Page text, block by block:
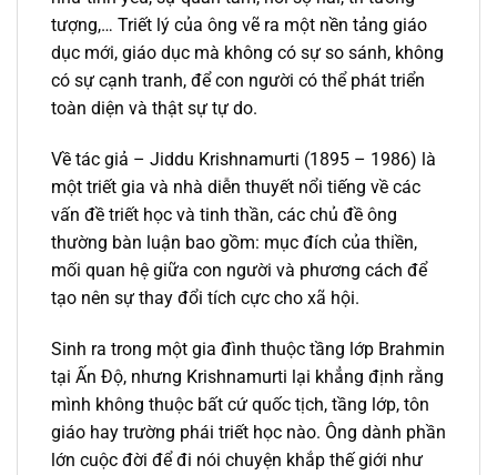
tượng,… Triết lý của ông vẽ ra một nền tảng giáo
dục mới, giáo dục mà không có sự so sánh, không
có sự cạnh tranh, để con người có thể phát triển
toàn diện và thật sự tự do.
Về tác giả – Jiddu Krishnamurti (1895 – 1986) là
một triết gia và nhà diễn thuyết nổi tiếng về các
vấn đề triết học và tinh thần, các chủ đề ông
thường bàn luận bao gồm: mục đích của thiền,
mối quan hệ giữa con người và phương cách để
tạo nên sự thay đổi tích cực cho xã hội.
Sinh ra trong một gia đình thuộc tầng lớp Brahmin
tại Ấn Độ, nhưng Krishnamurti lại khẳng định rằng
mình không thuộc bất cứ quốc tịch, tầng lớp, tôn
giáo hay trường phái triết học nào. Ông dành phần
lớn cuộc đời để đi nói chuyện khắp thế giới như